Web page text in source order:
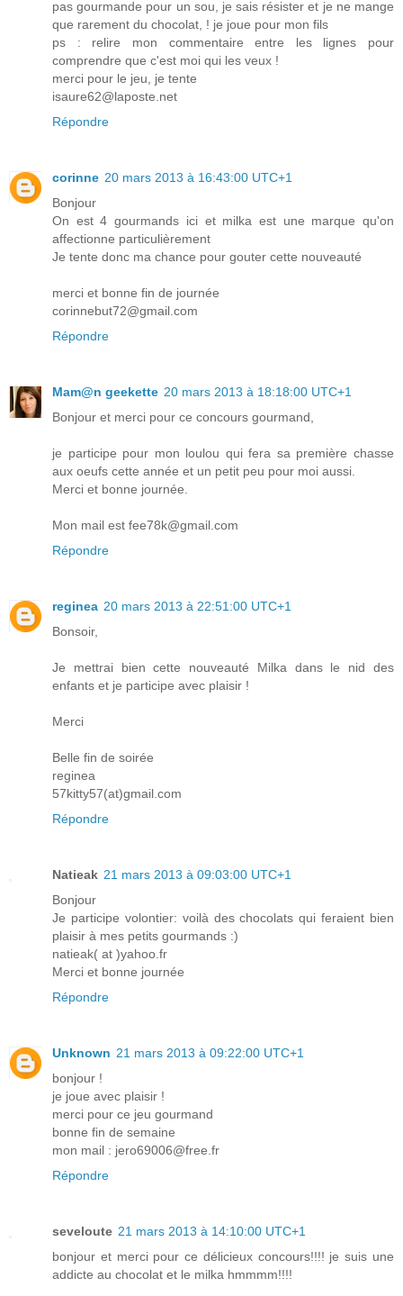
pas gourmande pour un sou, je sais résister et je ne mange
que rarement du chocolat, ! je joue pour mon fils
ps : relire mon commentaire entre les lignes pour
comprendre que c'est moi qui les veux !
merci pour le jeu, je tente
isaure62@laposte.net
Répondre
corinne 20 mars 2013 à 16:43:00 UTC+1
Bonjour
On est 4 gourmands ici et milka est une marque qu'on
affectionne particulièrement
Je tente donc ma chance pour gouter cette nouveauté
merci et bonne fin de journée
corinnebut72@gmail.com
Répondre
Mam@n geekette 20 mars 2013 à 18:18:00 UTC+1
Bonjour et merci pour ce concours gourmand,
je participe pour mon loulou qui fera sa première chasse
aux oeufs cette année et un petit peu pour moi aussi.
Merci et bonne journée.
Mon mail est fee78k@gmail.com
Répondre
reginea 20 mars 2013 à 22:51:00 UTC+1
Bonsoir,
Je mettrai bien cette nouveauté Milka dans le nid des
enfants et je participe avec plaisir !
Merci
Belle fin de soirée
reginea
57kitty57(at)gmail.com
Répondre
Natieak 21 mars 2013 à 09:03:00 UTC+1
Bonjour
Je participe volontier: voilà des chocolats qui feraient bien
plaisir à mes petits gourmands :)
natieak( at )yahoo.fr
Merci et bonne journée
Répondre
Unknown 21 mars 2013 à 09:22:00 UTC+1
bonjour !
je joue avec plaisir !
merci pour ce jeu gourmand
bonne fin de semaine
mon mail : jero69006@free.fr
Répondre
seveloute 21 mars 2013 à 14:10:00 UTC+1
bonjour et merci pour ce délicieux concours!!!! je suis une
addicte au chocolat et le milka hmmmm!!!!